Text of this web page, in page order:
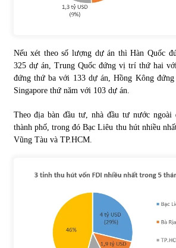
Nếu xét theo số lượng dự án thì Hàn Quốc
325 dự án, Trung Quốc đứng vị trí thứ hai
đứng thứ ba với 133 dự án, Hồng Kông
Singapore thứ năm với 103 dự án.
Theo địa bàn đầu tư, nhà đầu tư nước
thành phố, trong đó Bạc Liêu thu hút nhiều
Vũng Tàu và TP.HCM.